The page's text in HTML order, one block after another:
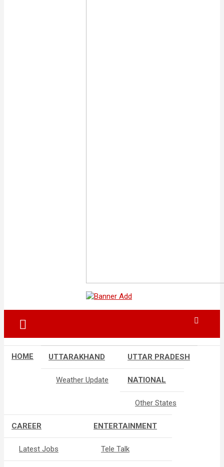
HOME UTTARAKHAND
Weather Update
UTTAR PRADESH
NATIONAL
Other States
CAREER
Latest Jobs
ENTERTAINMENT
Tele Talk